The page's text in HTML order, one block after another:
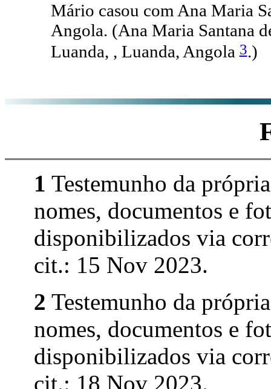
Mário casou com Ana Maria
Angola. (Ana Maria Santana
Luanda, , Luanda, Angola3.)
1 Testemunho da
nomes, documentos e
disponibilizados via
cit.: 15 Nov 2023.
2 Testemunho da
nomes, documentos e
disponibilizados via
cit.: 18 Nov 2023.